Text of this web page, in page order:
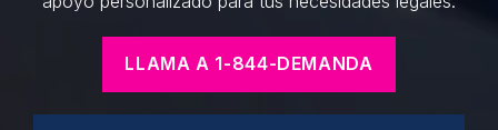
LLAMA A 1-844-DEMANDA